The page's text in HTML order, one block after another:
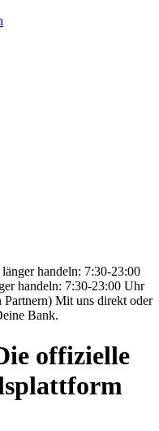
länger handeln: 7:30-23:00
handeln: 7:30-23:00 Uhr
Partnern) Mit uns direkt oder
Bank.
offizielle